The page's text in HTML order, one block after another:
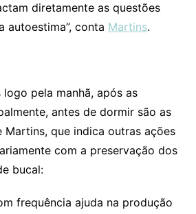
diretamente as questões
autoestima”, conta Martins.
pela manhã, após as
antes de dormir são as
Martins, que indica outras ações
com a preservação dos
bucal:
frequência ajuda na produção